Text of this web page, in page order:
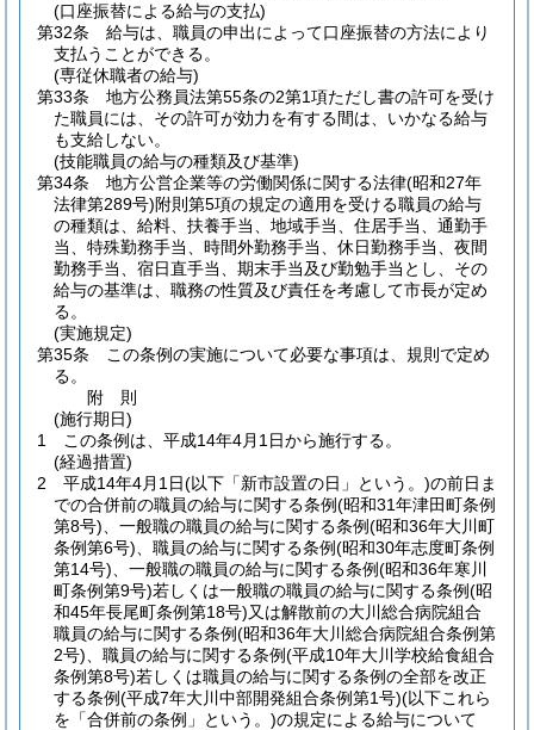
(口座振替による給与の支払)
第32条
給与は、職員の申出によって口座振替の方法により
支払うことができる。
(専従休職者の給与)
第33条
地方公務員法第55条の2第1項ただし書の許可を受け
た職員には、その許可が効力を有する間は、いかなる給与
も支給しない。
(技能職員の給与の種類及び基準)
第34条
地方公営企業等の労働関係に関する法律(昭和27年
法律第289号)附則第5項の規定の適用を受ける職員の給与
の種類は、給料、扶養手当、地域手当、住居手当、通勤手
当、特殊勤務手当、時間外勤務手当、休日勤務手当、夜間
勤務手当、宿日直手当、期末手当及び勤勉手当とし、その
給与の基準は、職務の性質及び責任を考慮して市長が定め
る。
(実施規定)
第35条
この条例の実施について必要な事項は、規則で定め
る。
附 則
(施行期日)
1
この条例は、平成14年4月1日から施行する。
(経過措置)
2
平成14年4月1日(以下「新市設置の日」という。)の前日ま
での合併前の職員の給与に関する条例(昭和31年津田町条例
第8号) 、一般職の職員の給与に関する条例(昭和36年大川町
条例第6号) 、職員の給与に関する条例(昭和30年志度町条例
第14号) 、一般職の職員の給与に関する条例(昭和36年寒川
町条例第9号)若しくは一般職の職員の給与に関する条例(昭
和45年長尾町条例第18号)又は解散前の大川総合病院組合
職員の給与に関する条例(昭和36年大川総合病院組合条例第
2号) 、職員の給与に関する条例(平成10年大川学校給食組合
条例第8号)若しくは職員の給与に関する条例の全部を改正
する条例(平成7年大川中部開発組合条例第1号)(以下これら
を「合併前の条例」という。)の規定による給与について